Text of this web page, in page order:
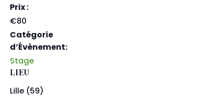
Prix :
€80
Catégorie
d’Évènement:
Stage
LIEU
Lille (59)